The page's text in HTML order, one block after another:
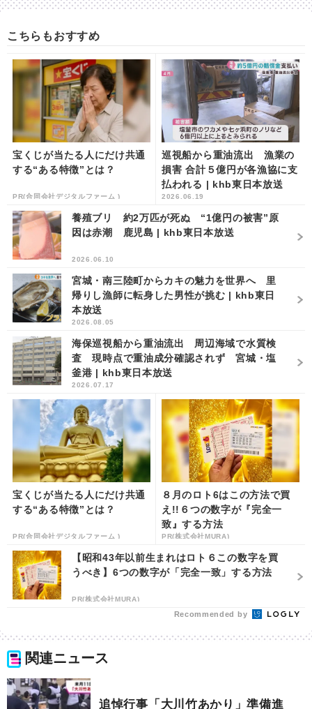
こちらもおすすめ
宝くじが当たる人にだけ共通
する“ある特徴”とは？
PR(合同会社デジタルファーム )
巡視船から重油流出 漁業の
損害 合計５億円が各漁協に支
払われる | khb東日本放送
2026.06.19
養殖ブリ 約2万匹が死ぬ “1億円の被害”原
因は赤潮 鹿児島 | khb東日本放送
2026.06.10
宮城・南三陸町からカキの魅力を世界へ 里
帰りし漁師に転身した男性が挑む | khb東日
本放送
2026.08.05
海保巡視船から重油流出 周辺海域で水質検
査 現時点で重油成分確認されず 宮城・塩
釜港 | khb東日本放送
2026.07.17
宝くじが当たる人にだけ共通
する“ある特徴”とは？
PR(合同会社デジタルファーム )
８月のロト6はこの方法で買
え!!６つの数字が『完全一
致』する方法
PR(株式会社MURA)
【昭和43年以前生まれはロト６この数字を買
うべき】6つの数字が「完全一致」する方法
PR(株式会社MURA)
Recommended by
関連ニュース
追悼行事「大川竹あかり」準備進